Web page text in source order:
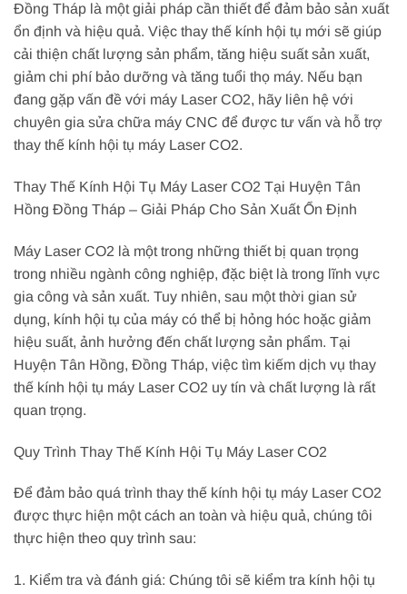
Đồng Tháp là một giải pháp cần thiết để đảm bảo sản xuất
ổn định và hiệu quả. Việc thay thế kính hội tụ mới sẽ giúp
cải thiện chất lượng sản phẩm, tăng hiệu suất sản xuất,
giảm chi phí bảo dưỡng và tăng tuổi thọ máy. Nếu bạn
đang gặp vấn đề với máy Laser CO2, hãy liên hệ với
chuyên gia sửa chữa máy CNC để được tư vấn và hỗ trợ
thay thế kính hội tụ máy Laser CO2.
Thay Thế Kính Hội Tụ Máy Laser CO2 Tại Huyện Tân
Hồng Đồng Tháp – Giải Pháp Cho Sản Xuất Ổn Định
Máy Laser CO2 là một trong những thiết bị quan trọng
trong nhiều ngành công nghiệp, đặc biệt là trong lĩnh vực
gia công và sản xuất. Tuy nhiên, sau một thời gian sử
dụng, kính hội tụ của máy có thể bị hỏng hóc hoặc giảm
hiệu suất, ảnh hưởng đến chất lượng sản phẩm. Tại
Huyện Tân Hồng, Đồng Tháp, việc tìm kiếm dịch vụ thay
thế kính hội tụ máy Laser CO2 uy tín và chất lượng là rất
quan trọng.
Quy Trình Thay Thế Kính Hội Tụ Máy Laser CO2
Để đảm bảo quá trình thay thế kính hội tụ máy Laser CO2
được thực hiện một cách an toàn và hiệu quả, chúng tôi
thực hiện theo quy trình sau:
1. Kiểm tra và đánh giá: Chúng tôi sẽ kiểm tra kính hội tụ